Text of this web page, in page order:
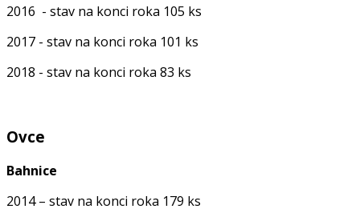
2016 - stav na konci roka 105 ks
2017 - stav na konci roka 101 ks
2018 - stav na konci roka 83 ks
Ovce
Bahnice
2014 – stav na konci roka 179 ks